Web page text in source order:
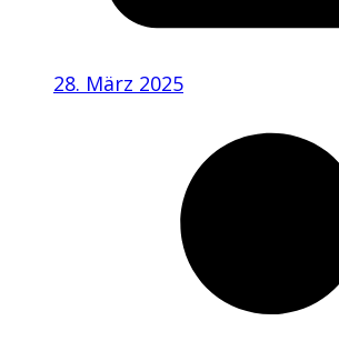
28. März 2025